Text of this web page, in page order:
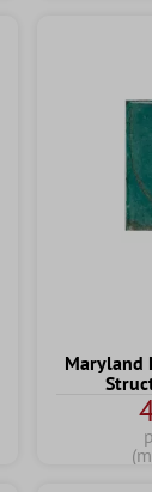
Maryland